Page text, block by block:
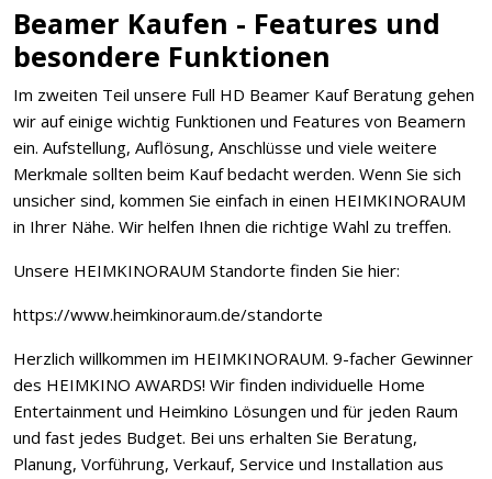
Beamer Kaufen - Features und
besondere Funktionen
Im zweiten Teil unsere Full HD Beamer Kauf Beratung gehen
wir auf einige wichtig Funktionen und Features von Beamern
ein. Aufstellung, Auflösung, Anschlüsse und viele weitere
Merkmale sollten beim Kauf bedacht werden. Wenn Sie sich
unsicher sind, kommen Sie einfach in einen HEIMKINORAUM
in Ihrer Nähe. Wir helfen Ihnen die richtige Wahl zu treffen.
Unsere HEIMKINORAUM Standorte finden Sie hier:
https://www.heimkinoraum.de/standorte
Herzlich willkommen im HEIMKINORAUM. 9-facher Gewinner
des HEIMKINO AWARDS! Wir finden individuelle Home
Entertainment und Heimkino Lösungen und für jeden Raum
und fast jedes Budget. Bei uns erhalten Sie Beratung,
Planung, Vorführung, Verkauf, Service und Installation aus